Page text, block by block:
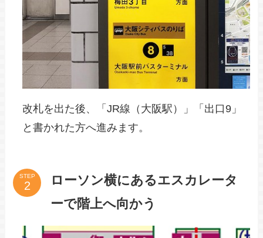
改札を出た後、「JR線（大阪駅）」「出口9」
と書かれた方へ進みます。
STEP
ローソン横にあるエスカレータ
ーで階上へ向かう